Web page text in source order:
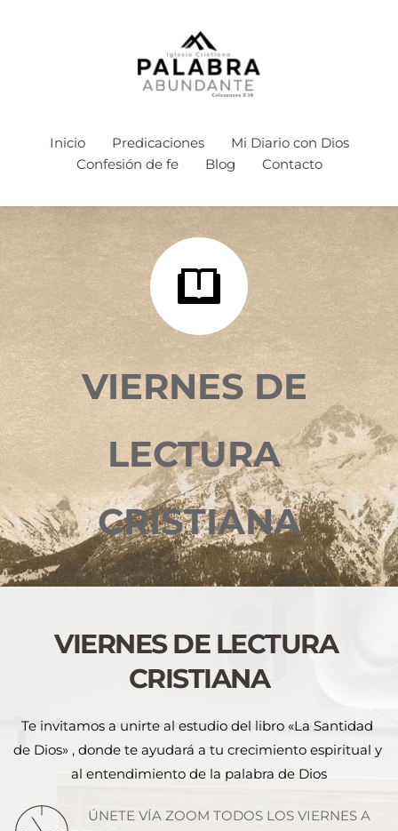
Inicio Predicaciones
Mi Diario con Dios
Confesión de fe
Blog Contacto
VIERNES DE
LECTURA
CRISTIANA
VIERNES DE LECTURA
CRISTIANA
Te invitamos a unirte al estudio del libro «La Santidad
de Dios» , donde te ayudará a tu crecimiento espiritual y
al entendimiento de la palabra de Dios
ÚNETE VÍA ZOOM TODOS LOS VIERNES A